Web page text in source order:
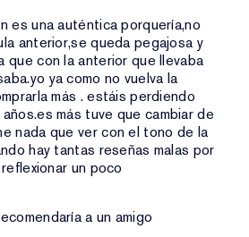
es una auténtica porquería,no
anterior,se queda pegajosa y
que con la anterior que llevaba
ya como no vuelva la
más . estáis perdiendo
más tuve que cambiar de
nada que ver con el tono de la
hay tantas reseñas malas por
un poco
a un amigo